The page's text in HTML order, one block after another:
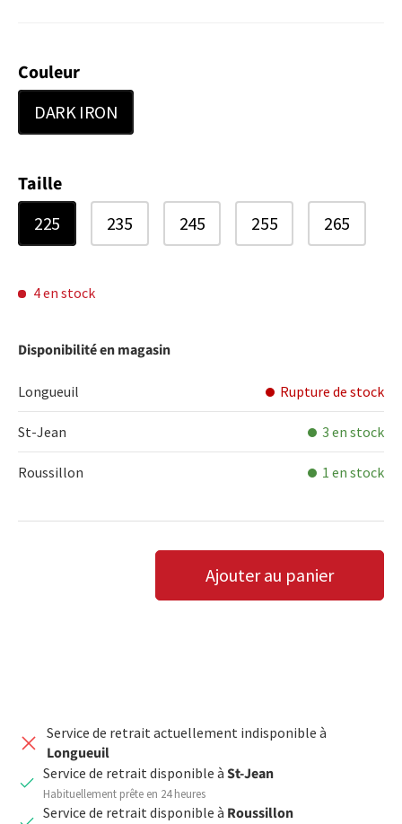
Couleur
DARK IRON
Taille
225 235 245 255 265
4 en stock
Disponibilité en magasin
Longueuil Rupture de stock
St-Jean 3 en stock
Roussillon 1 en stock
DIMINUER LA QUANTITÉ
AUGMENTER LA QUANTITÉ
Ajouter au panier
Service de retrait actuellement indisponible à
Longueuil
Service de retrait disponible à St-Jean
Habituellement prête en 24 heures
Service de retrait disponible à Roussillon